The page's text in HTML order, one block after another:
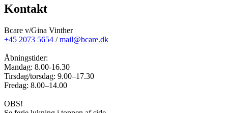
Kontakt
Bcare v/Gina Vinther
+45 2073 5654 /mail@bcare.dk
Åbningstider:
Mandag: 8.00-16.30
Tirsdag/torsdag: 9.00–17.30
Fredag: 8.00–14.00
OBS!